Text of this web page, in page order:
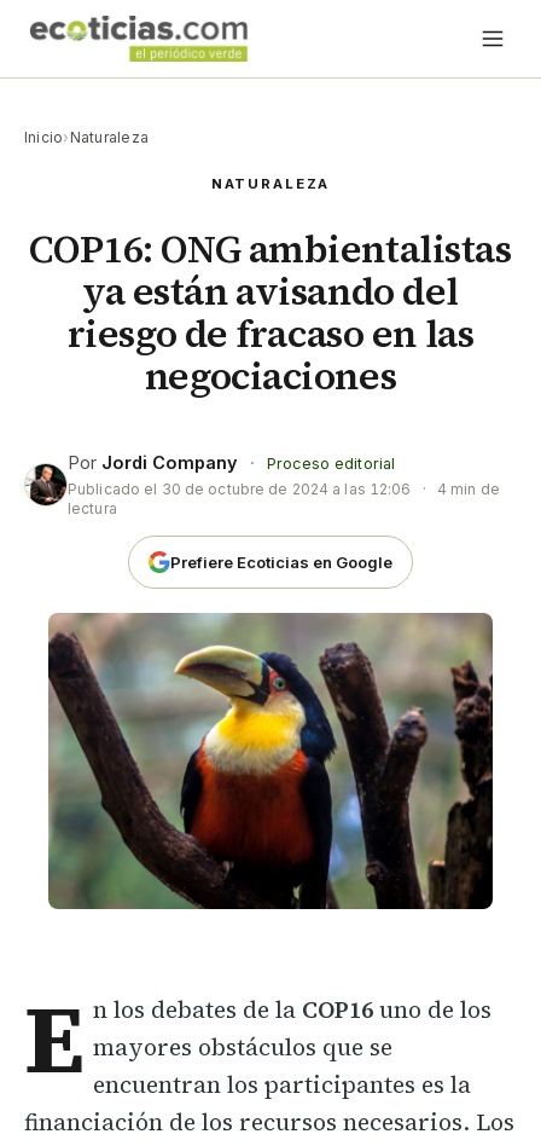
Inicio› Naturaleza
NATURALEZA
COP16: ONG ambientalistas
ya están avisando del
riesgo de fracaso en las
negociaciones
Por Jordi Company ·
Proceso editorial
Publicado el 30 de octubre de 2024 a las 12:06 ·
4 min de
lectura
Prefiere Ecoticias en Google
E n los debates de la COP16uno de los
mayores obstáculos que se
encuentran los participantes es la
financiación de los recursos necesarios. Los